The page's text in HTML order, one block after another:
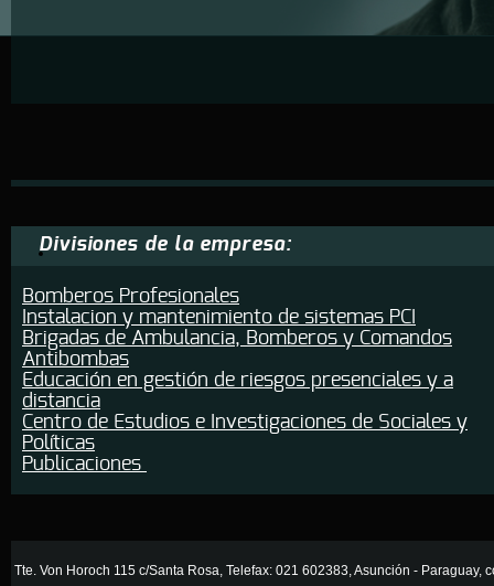
Divisiones de la empresa:
Bomberos Profesionales
Instalacion y mantenimiento de sistemas PCI
Brigadas de Ambulancia, Bomberos y Comandos
Antibombas
Educación en gestión de riesgos presenciales y a
distancia
Centro de Estudios e Investigaciones de Sociales y
Políticas
Publicaciones
Tte. Von Horoch 115 c/Santa Rosa, Telefax: 021 602383, Asunción - Paraguay,